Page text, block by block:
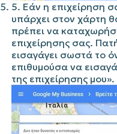
5. Εάν η επιχείρηση
υπάρχει στον χάρτη
πρέπει να
επιχείρησης σας.
εισαγάγει σωστά το
επιθυμούσα να
της επιχείρησης μου».